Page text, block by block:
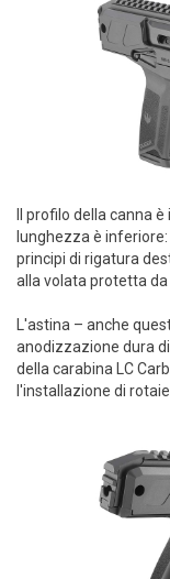
Il profilo della canna
lunghezza è
principi di rigatura
alla volata protetta
L'astina – anche
anodizzazione dura
della carabina LC
l'installazione di